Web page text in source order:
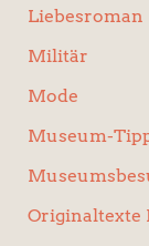
Liebesroman
Militär
Mode
Museum-
Originaltexte